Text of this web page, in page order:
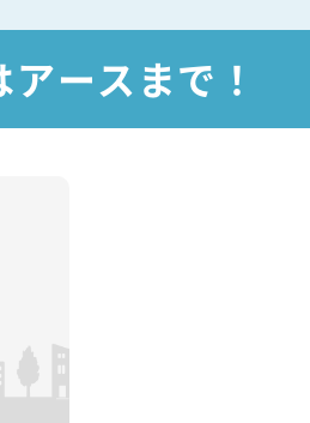
ースまで！